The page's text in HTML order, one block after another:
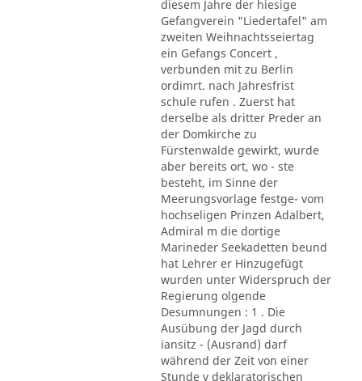
diesem Jahre der hiesige
Gefangverein "Liedertafel" am
zweiten Weihnachtsseiertag
ein Gefangs Concert ,
verbunden mit zu Berlin
ordimrt. nach Jahresfrist
schule rufen . Zuerst hat
derselbe als dritter Preder an
der Domkirche zu
Fürstenwalde gewirkt, wurde
aber bereits ort, wo - ste
besteht, im Sinne der
Meerungsvorlage festge- vom
hochseligen Prinzen Adalbert,
Admiral m die dortige
Marineder Seekadetten beund
hat Lehrer er Hinzugefügt
wurden unter Widerspruch der
Regierung olgende
Desumnungen : 1 . Die
Ausübung der Jagd durch
iansitz - (Ausrand) darf
während der Zeit von einer
Stunde v deklaratorischen